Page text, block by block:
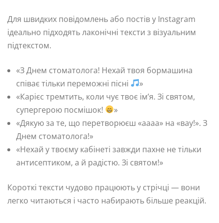
Для швидких повідомлень або постів у Instagram
ідеально підходять лаконічні тексти з візуальним
підтекстом.
«З Днем стоматолога! Нехай твоя бормашина
співає тільки переможні пісні
»
«Карієс тремтить, коли чує твоє ім’я. Зі святом,
супергерою посмішок!
»
«Дякую за те, що перетворюєш «аааа» на «вау!». З
Днем стоматолога!»
«Нехай у твоєму кабінеті завжди пахне не тільки
антисептиком, а й радістю. Зі святом!»
Короткі тексти чудово працюють у стрічці — вони
легко читаються і часто набирають більше реакцій.